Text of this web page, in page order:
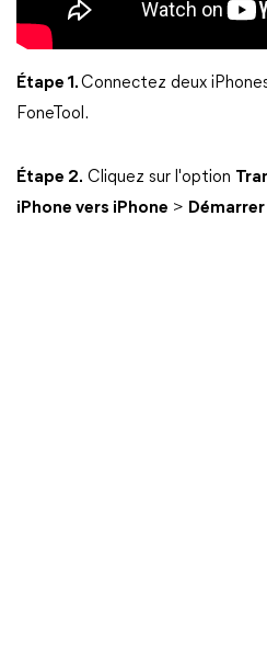
Étape 1.Connectez deux
FoneTool.
Étape 2. Cliquez sur l'option
iPhone vers iPhone >